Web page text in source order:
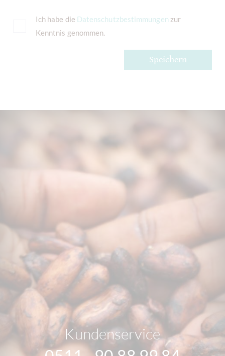
Ich habe die Datenschutzbestimmungen zur
Kenntnis genommen.
Speichern
Kundenservice